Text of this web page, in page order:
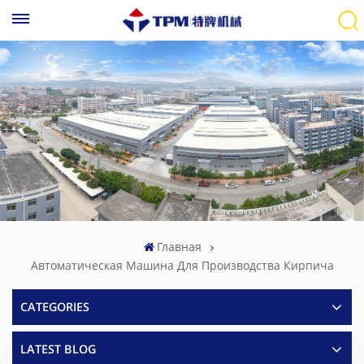
Главная
Автоматическая Машина Для Производства Кирпича
CATEGORIES
LATEST BLOG